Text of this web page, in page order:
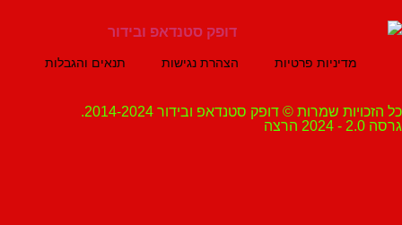
מדיניות פרטיות הצהרת נגישות תנאים והגבלות
שמרות © דופק סטנדאפ ובידור 2014-2024.